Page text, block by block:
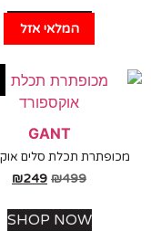
המלאי אזל
SHOP NOW
SALE
GANT
תכלת סלים אוקספורד
₪
₪249
SHOP NOW